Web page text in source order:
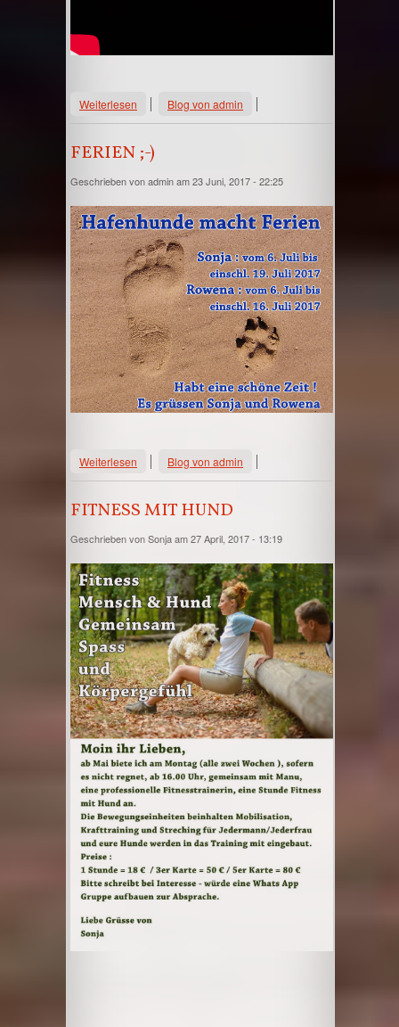
Weiterlesen über Agility Turnier 2017
Blog von admin
FERIEN ;-)
Geschrieben vonadminam 23 Juni, 2017 - 22:25
Weiterlesen über Ferien ;-)
Blog von admin
FITNESS MIT HUND
Geschrieben vonSonjaam 27 April, 2017 - 13:19